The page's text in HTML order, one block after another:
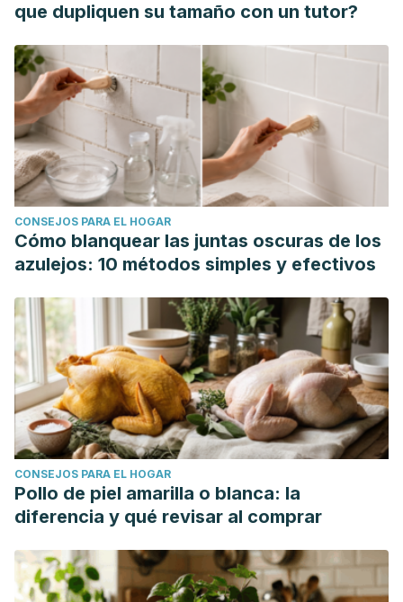
que dupliquen su tamaño con un tutor?
CONSEJOS PARA EL HOGAR
Cómo blanquear las juntas oscuras de los
azulejos: 10 métodos simples y efectivos
CONSEJOS PARA EL HOGAR
Pollo de piel amarilla o blanca: la
diferencia y qué revisar al comprar